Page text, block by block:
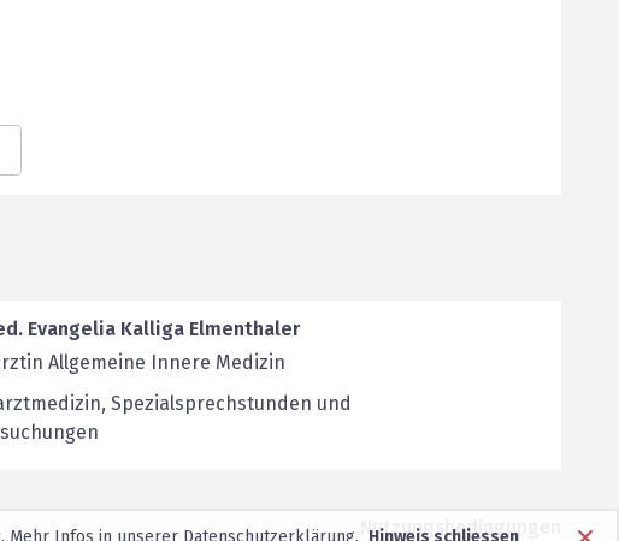
Evangelia Kalliga Elmenthaler
Allgemeine Innere Medizin
Spezialsprechstunden und
Nutzungsbedingungen
Mehr Infos in unserer Datenschutzerklärung. Hinweis schliessen